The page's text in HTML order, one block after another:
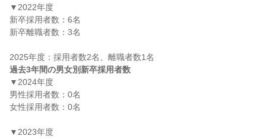
▼2022年度
新卒採用者数：6名
新卒離職者数：3名
過去3年間の男女別新卒採用者数
▼2024年度
男性採用者数：0名
女性採用者数：0名
▼2023年度